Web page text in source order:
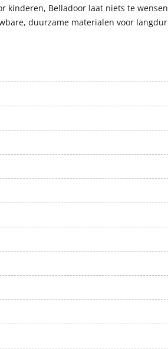
kinderen, Belladoor laat niets te
duurzame materialen voor